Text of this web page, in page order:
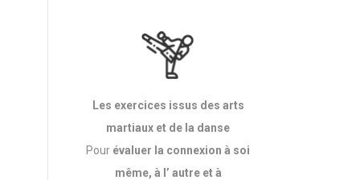
Les exercices issus des arts
martiaux et de la danse
Pour évaluer la connexion à soi
même, à l’ autre et à